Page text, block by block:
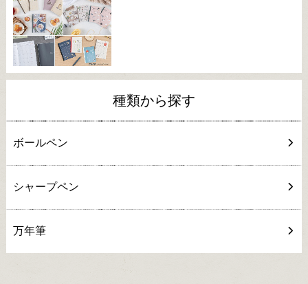
種類から探す
ボールペン
シャープペン
万年筆